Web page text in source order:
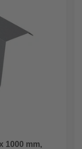
1000 mm,